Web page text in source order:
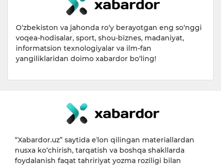
O‘zbekiston va jahonda ro‘y berayotgan eng so‘nggi
voqea-hodisalar, sport, shou-biznes, madaniyat,
informatsion texnologiyalar va ilm-fan
yangiliklaridan doimo xabardor bo‘ling!
“Xabardor.uz” saytida eʼlon qilingan materiallardan
nusxa ko‘chirish, tarqatish va boshqa shakllarda
foydalanish faqat tahririyat yozma roziligi bilan